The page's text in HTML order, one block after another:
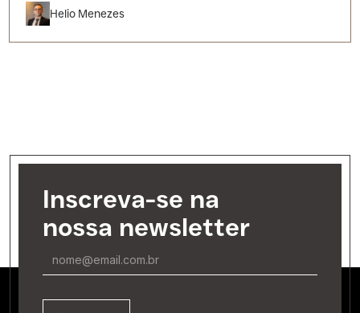
Helio Menezes
Inscreva-se na
nossa newsletter